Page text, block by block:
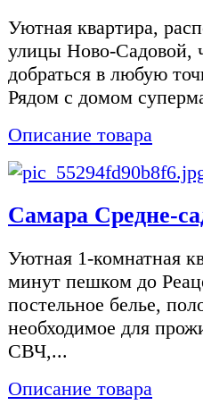
Уютная квартира,
улицы Ново-Садовой,
добраться в любую
Рядом с домом
Описание товара
Самара Средне-
Уютная 1-комнатная
минут пешком до
постельное белье,
необходимое для
СВЧ,...
Описание товара